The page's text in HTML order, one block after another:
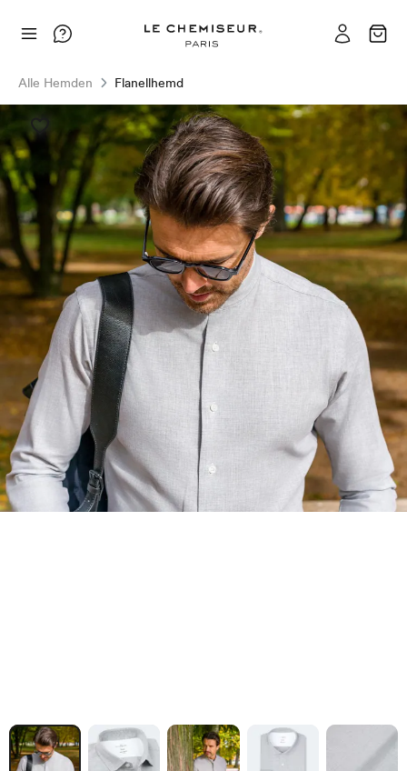
Alle Hemden Flanellhemd